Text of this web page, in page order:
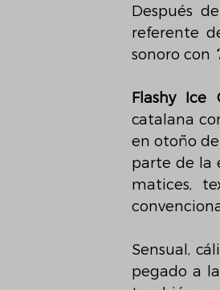
Después
referente
sonoro con
Flashy Ice
catalana
en otoño
parte de la
matices,
Sensual,
pegado a